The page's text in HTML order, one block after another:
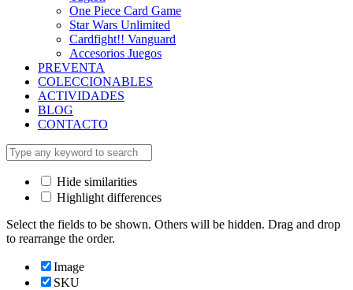
One Piece Card Game
Star Wars Unlimited
Cardfight!! Vanguard
Accesorios Juegos
PREVENTA
COLECCIONABLES
ACTIVIDADES
BLOG
CONTACTO
Hide similarities
Highlight differences
Select the fields to be shown. Others will be hidden. Drag and drop
to rearrange the order.
Image
SKU